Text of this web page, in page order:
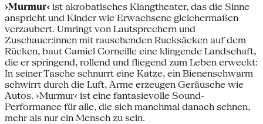
›Murmur‹ ist akrobatisches Klangtheater, das die Sinne
anspricht und Kinder wie Erwachsene gleichermaßen
verzaubert. Umringt von Lautsprechern und
Zuschauer:innen mit rauschenden Rucksäcken auf dem
Rücken, baut Camiel Corneille eine klingende Landschaft,
die er springend, rollend und fliegend zum Leben erweckt:
In seiner Tasche schnurrt eine Katze, ein Bienenschwarm
schwirrt durch die Luft, Arme erzeugen Geräusche wie
Autos. ›Murmur‹ ist eine fantasievolle Sound-
Performance für alle, die sich manchmal danach sehnen,
mehr als nur ein Mensch zu sein.